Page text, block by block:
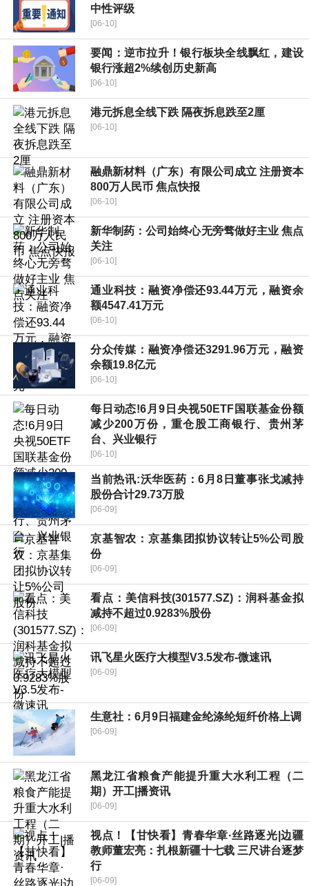
中性评级
[06-10]
要闻：逆市拉升！银行板块全线飘红，建设
银行涨超2%续创历史新高
[06-10]
港元拆息全线下跌 隔夜拆息跌至2厘
[06-10]
融鼎新材料（广东）有限公司成立 注册资本
800万人民币 焦点快报
[06-10]
新华制药：公司始终心无旁骛做好主业 焦点
关注
[06-10]
通业科技：融资净偿还93.44万元，融资余
额4547.41万元
[06-10]
分众传媒：融资净偿还3291.96万元，融资
余额19.8亿元
[06-10]
每日动态!6月9日央视50ETF国联基金份额
减少200万份，重仓股工商银行、贵州茅
台、兴业银行
[06-10]
当前热讯:沃华医药：6月8日董事张戈减持
股份合计29.73万股
[06-09]
京基智农：京基集团拟协议转让5%公司股
份
[06-09]
看点：美信科技(301577.SZ)：润科基金拟
减持不超过0.9283%股份
[06-09]
讯飞星火医疗大模型V3.5发布-微速讯
[06-09]
生意社：6月9日福建金纶涤纶短纤价格上调
[06-09]
黑龙江省粮食产能提升重大水利工程（二
期）开工|播资讯
[06-09]
视点！【甘快看】青春华章·丝路逐光|边疆
教师董宏亮：扎根新疆十七载 三尺讲台逐梦
行
[06-09]